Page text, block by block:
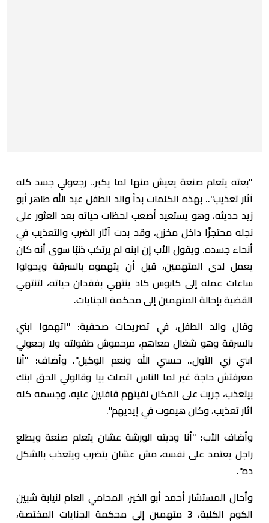
"بعته يتعلم صنعة يعيش منها لما يكبر.. رجعولي جسد كله
آثار تعذيب".. بهذه الكلمات بدأ والد الطفل عبد الله طاهر أبو
زيد حديثه، وهو يستعيد أصعب لحظات حياته بعد العثور على
نجله محتجزًا داخل مخزن، وقد بدت آثار الضرب والتعذيب في
أنحاء جسده. ويقول الأب إن ابنه لم يرتكب ذنبًا سوى أنه كان
يعمل لدى المتهمين، قبل أن يتهموه بالسرقة ويحولوا
ساعات عمله إلى كابوس كاد ينتهي بفقدان حياته، لتنتهي
القضية بإحالة المتهمين إلى محكمة الجنايات.
وقال والد الطفل، في تصريحات صحفية: "اتهموا ابني
بالسرقة وهو شغال معاهم، مرحموش طفولته ولا رجعولي
ابني زي الأول.. حسبي الله ونعم الوكيل". وأضاف: "أنا
معرفتش حاجة غير لما الناس اتصلت بيا وقالولي الحق ابنك
بيتعذب، جريت على المكان لقيتهم قافلين عليه، وجسمه كله
آثار تعذيب، وكان هيموت في إيديهم".
وأضاف الأب: "أنا وديته الورشة عشان يتعلم صنعة ويطلع
راجل يعتمد على نفسه، مش عشان يتضرب ويتعذب بالشكل
ده".
وأحال المستشار أحمد أبو الخير، المحامي العام لنيابة شبين
الكوم الكلية، 3 متهمين إلى محكمة الجنايات المختصة،